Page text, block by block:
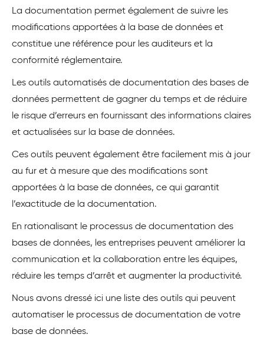
La documentation permet également de suivre les
modifications apportées à la base de données et
constitue une référence pour les auditeurs et la
conformité réglementaire.
Les outils automatisés de documentation des bases de
données permettent de gagner du temps et de réduire
le risque d’erreurs en fournissant des informations claires
et actualisées sur la base de données.
Ces outils peuvent également être facilement mis à jour
au fur et à mesure que des modifications sont
apportées à la base de données, ce qui garantit
l’exactitude de la documentation.
En rationalisant le processus de documentation des
bases de données, les entreprises peuvent améliorer la
communication et la collaboration entre les équipes,
réduire les temps d’arrêt et augmenter la productivité.
Nous avons dressé ici une liste des outils qui peuvent
automatiser le processus de documentation de votre
base de données.